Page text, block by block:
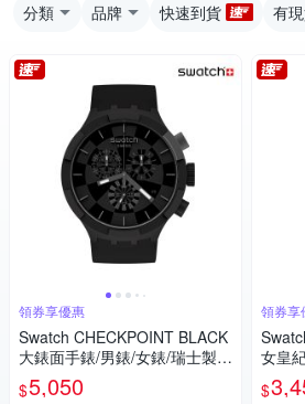
分類 品牌 快速到貨 有
領券享優惠
Swatch CHECKPOINT BLACK
大錶面手錶/男錶/女錶/瑞士製造
SB02B400 (47mm)
$5,050
領券享
女皇
造
$